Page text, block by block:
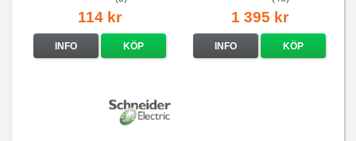
114 kr
INFO KÖP
1 395 kr
INFO KÖP